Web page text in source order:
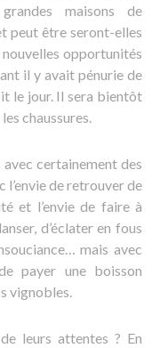
maisons de
peut être seront-elles
nouvelles opportunités
il y avait pénurie de
le jour. Il sera bientôt
chaussures.
certainement des
l’envie de retrouver de
et l’envie de faire à
d’éclater en fous
mais avec
payer une boisson
vignobles.
leurs attentes ? En